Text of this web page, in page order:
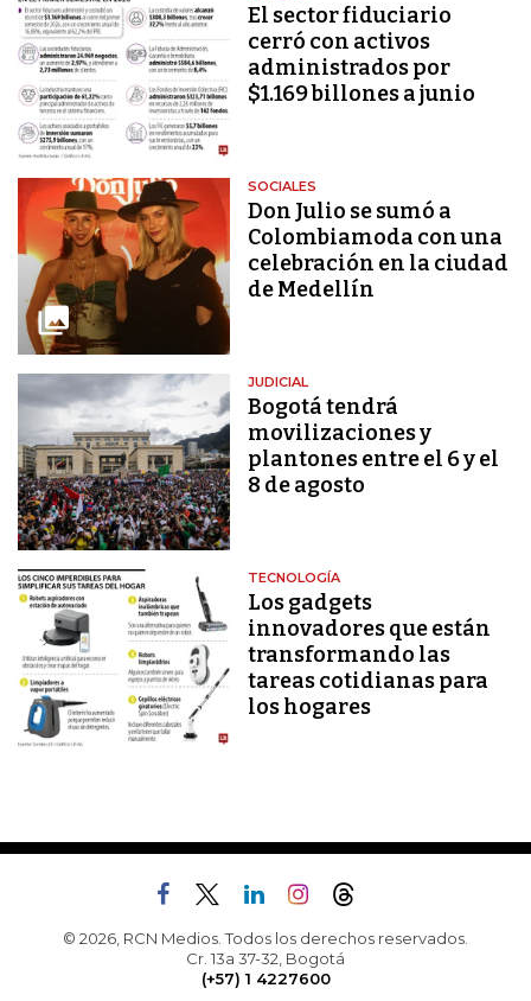
El sector fiduciario
cerró con activos
administrados por
$1.169 billones a junio
SOCIALES
Don Julio se sumó a
Colombiamoda con una
celebración en la ciudad
de Medellín
JUDICIAL
Bogotá tendrá
movilizaciones y
plantones entre el 6 y el
8 de agosto
TECNOLOGÍA
Los gadgets
innovadores que están
transformando las
tareas cotidianas para
los hogares
© 2026, RCN Medios. Todos los derechos reservados.
Cr. 13a 37-32, Bogotá
(+57) 1 4227600